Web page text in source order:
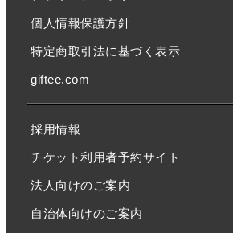
個人情報保護方針
特定商取引法に基づく表示
giftee.com
採用情報
チケット利用者予約サイト
法人向けのご案内
自治体向けのご案内